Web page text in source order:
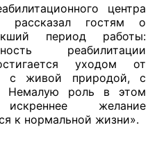
при территориальных
центра
рассказал гостям о
период работы:
реабилитации
уходом от
с живой природой, с
Немалую роль в этом
желание
к нормальной жизни».